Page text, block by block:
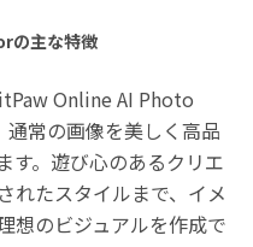
の主な特徴
Online AI Photo
常の画像を美しく高品
す。遊び心のあるクリエ
れたスタイルまで、イメ
想のビジュアルを作成で